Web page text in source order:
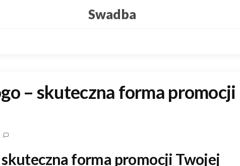
Swadba
– skuteczna forma promocji
skuteczna forma promocji Twojej